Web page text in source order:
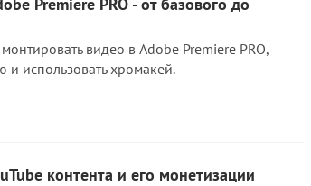
видео в Adobe Premiere PRO,
и использовать хромакей.
контента и его монетизации